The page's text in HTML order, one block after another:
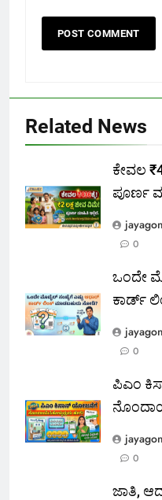
Related News
ಕೇವಲ
ಪೂರ್ಣ
0
ಒಂದೇ
ಕಾರ್ಡ್
0
ಪಿಎಂ
0
ಜಾತಿ,